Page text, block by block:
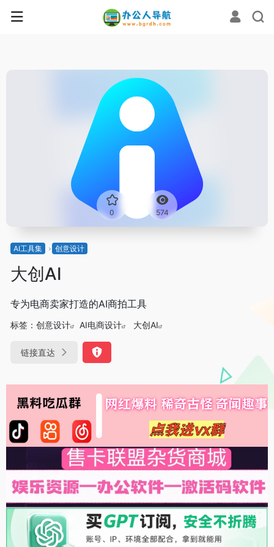
0 574
AI工具集 创意设计
大创AI
专为电商卖家打造的AI商拍工具
标签： 创意设计 AI电商设计 大创AI
链接直达